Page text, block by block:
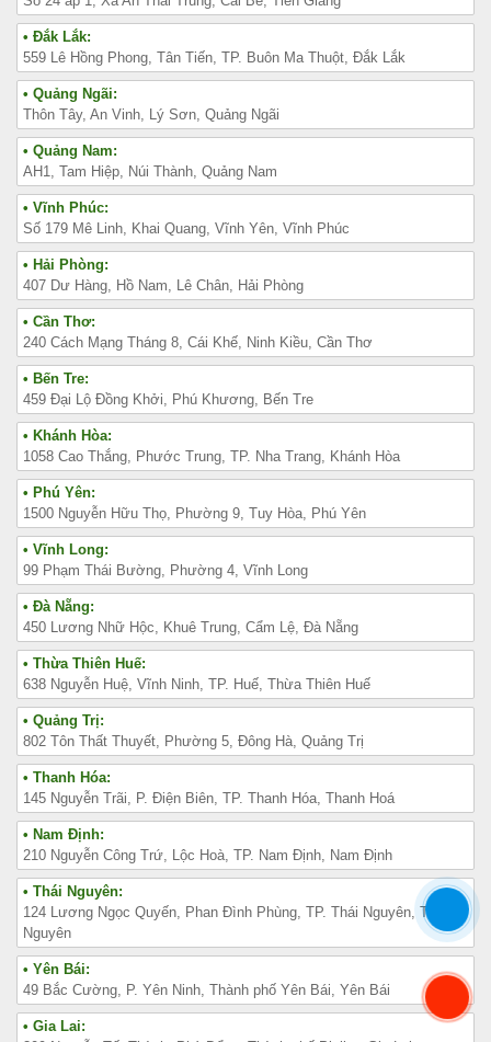
• Đắk Lắk:
559 Lê Hồng Phong, Tân Tiến, TP. Buôn Ma Thuột, Đắk Lắk
• Quảng Ngãi:
Thôn Tây, An Vinh, Lý Sơn, Quảng Ngãi
• Quảng Nam:
AH1, Tam Hiệp, Núi Thành, Quảng Nam
• Vĩnh Phúc:
Số 179 Mê Linh, Khai Quang, Vĩnh Yên, Vĩnh Phúc
• Hải Phòng:
407 Dư Hàng, Hồ Nam, Lê Chân, Hải Phòng
• Cần Thơ:
240 Cách Mạng Tháng 8, Cái Khế, Ninh Kiều, Cần Thơ
• Bến Tre:
459 Đại Lộ Đồng Khởi, Phú Khương, Bến Tre
• Khánh Hòa:
1058 Cao Thắng, Phước Trung, TP. Nha Trang, Khánh Hòa
• Phú Yên:
1500 Nguyễn Hữu Thọ, Phường 9, Tuy Hòa, Phú Yên
• Vĩnh Long:
99 Phạm Thái Bường, Phường 4, Vĩnh Long
• Đà Nẵng:
450 Lương Nhữ Hộc, Khuê Trung, Cẩm Lệ, Đà Nẵng
• Thừa Thiên Huế:
638 Nguyễn Huệ, Vĩnh Ninh, TP. Huế, Thừa Thiên Huế
• Quảng Trị:
802 Tôn Thất Thuyết, Phường 5, Đông Hà, Quảng Trị
• Thanh Hóa:
145 Nguyễn Trãi, P. Điện Biên, TP. Thanh Hóa, Thanh Hoá
• Nam Định:
210 Nguyễn Công Trứ, Lộc Hoà, TP. Nam Định, Nam Định
• Thái Nguyên:
124 Lương Ngọc Quyến, Phan Đình Phùng, TP. Thái Nguyên, Thái
Nguyên
• Yên Bái:
49 Bắc Cường, P. Yên Ninh, Thành phố Yên Bái, Yên Bái
• Gia Lai: